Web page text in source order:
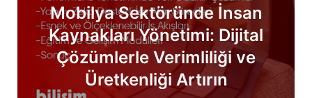
Mobilya Sektöründe İnsan
Kaynakları Yönetimi: Dijital
Çözümlerle Verimliliği ve
Üretkenliği Artırın